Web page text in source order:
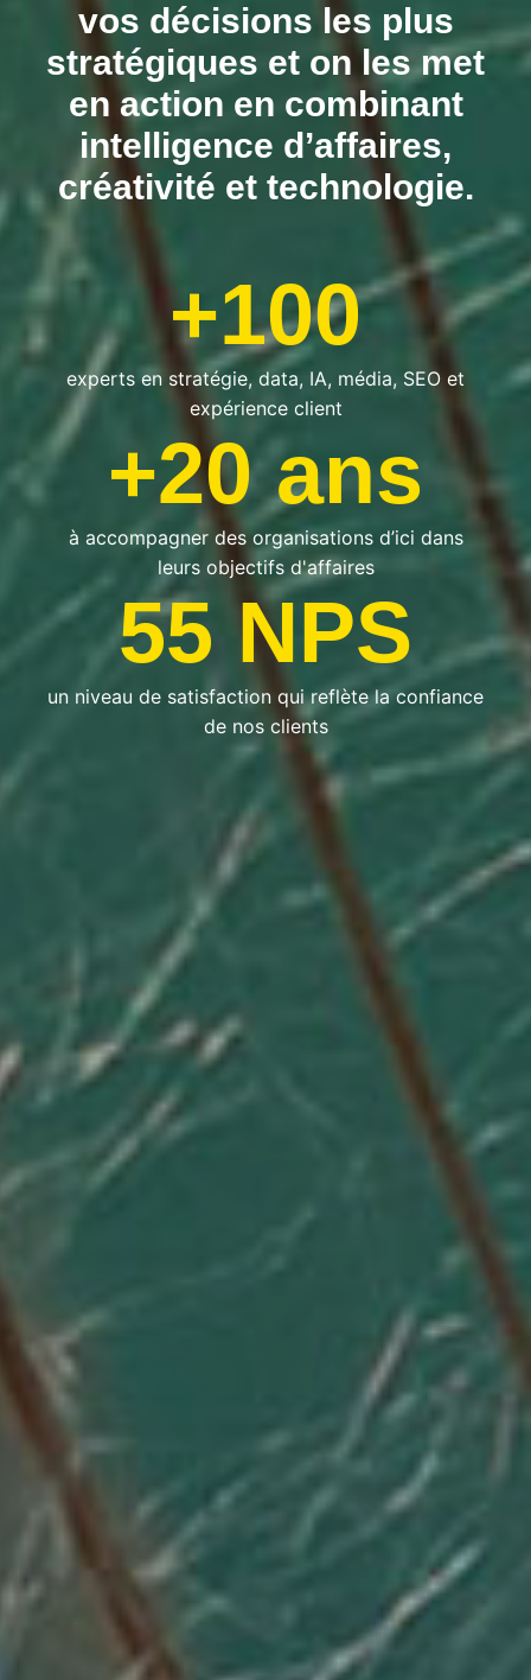
vos décisions les plus
stratégiques et on les met
en action en combinant
intelligence d’affaires,
créativité et technologie.
+100
experts en stratégie, data, IA, média, SEO et
expérience client
+20 ans
à accompagner des organisations d’ici dans
leurs objectifs d'affaires
55 NPS
un niveau de satisfaction qui reflète la confiance
de nos clients